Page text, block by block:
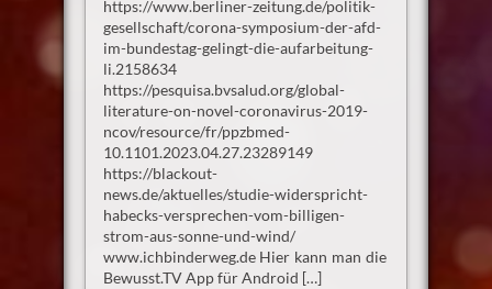
https://www.berliner-zeitung.de/politik-
gesellschaft/corona-symposium-der-afd-
im-bundestag-gelingt-die-aufarbeitung-
li.2158634
https://pesquisa.bvsalud.org/global-
literature-on-novel-coronavirus-2019-
ncov/resource/fr/ppzbmed-
10.1101.2023.04.27.23289149
https://blackout-
news.de/aktuelles/studie-widerspricht-
habecks-versprechen-vom-billigen-
strom-aus-sonne-und-wind/
www.ichbinderweg.de Hier kann man die
Bewusst.TV App für Android […]